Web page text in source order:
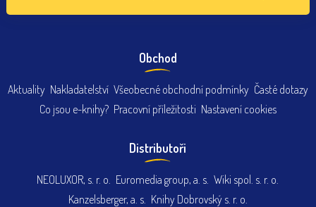
Obchod
Aktuality Nakladatelství Všeobecné obchodní podmínky Časté dotazy
Co jsou e-knihy? Pracovní příležitosti Nastavení cookies
Distributoři
NEOLUXOR, s. r. o. Euromedia group, a. s. Wiki spol. s. r. o.
Kanzelsberger, a. s. Knihy Dobrovský s. r. o.